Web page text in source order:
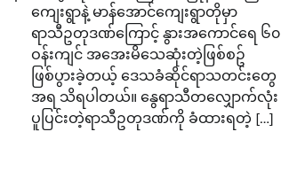
ကျေးရွာနဲ့ မာန်အောင်ကျေးရွာတိုမှာ
ရာသီဥတုဒဏ်ကြောင့် နွားအကောင်ရေ ၆၀
ဝန်းကျင် အအေးမိသေဆုံးတဲ့ဖြစ်စဥ်
ဖြစ်ပွားခဲ့တယ့် ဒေသခံဆိုင်ရာသတင်းတွေ
အရ သိရပါတယ်။ နွေရာသီတလျှောက်လုံး
ပူပြင်းတဲ့ရာသီဥတုဒဏ်ကို ခံထားရတဲ့ […]